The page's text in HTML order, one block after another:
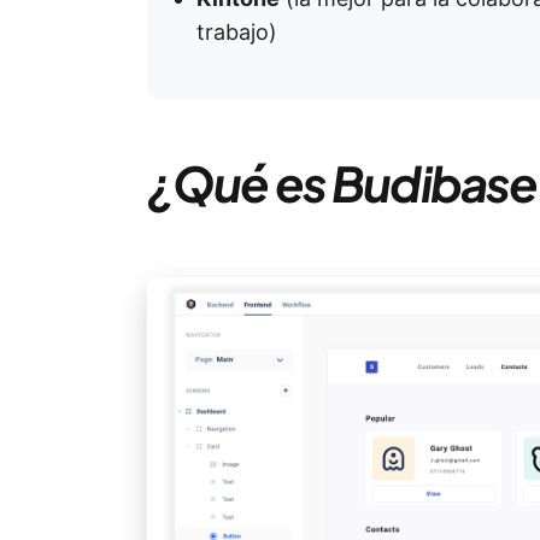
trabajo)
¿Qué es